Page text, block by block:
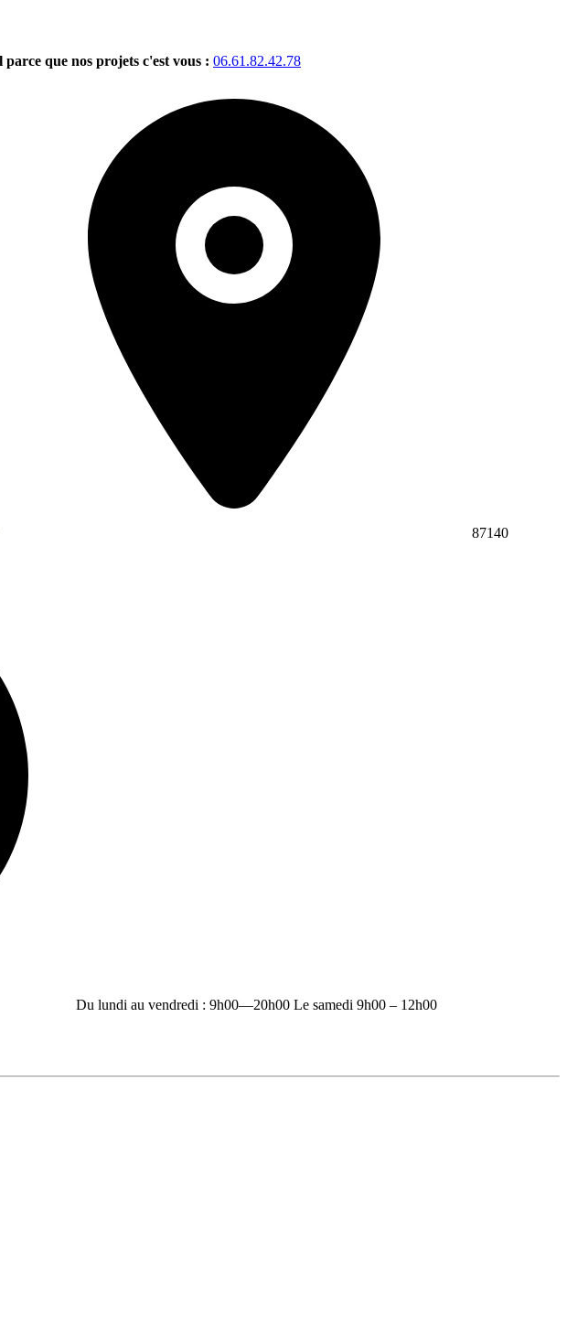
que nos projets c'est vous : 06.61.82.42.78
87140
Du lundi au vendredi : 9h00—20h00 Le samedi 9h00 – 12h00